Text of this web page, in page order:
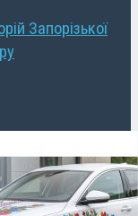
Запорізької